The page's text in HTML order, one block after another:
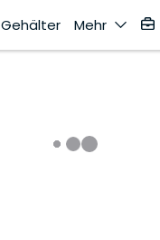
Gehälter Mehr